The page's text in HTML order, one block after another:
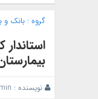
گروه :بانک‌ و
نویسنده :